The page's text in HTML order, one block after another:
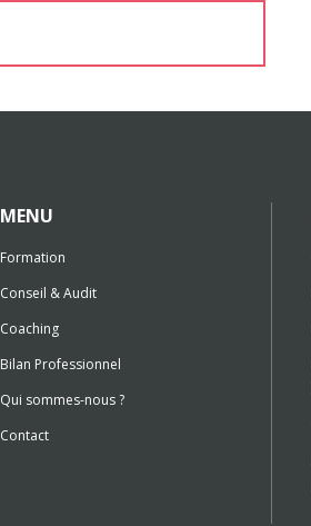
MENU
Formation
Conseil & Audit
Coaching
Bilan Professionnel
Qui sommes-nous ?
Contact